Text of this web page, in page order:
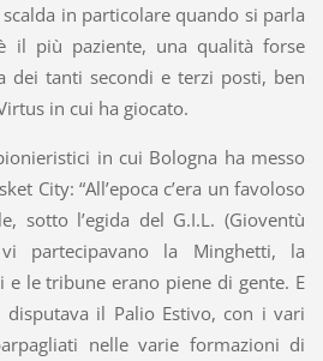
in particolare quando si parla
il più paziente, una qualità forse
dei tanti secondi e terzi posti, ben
in cui ha giocato.
in cui Bologna ha messo
City: “All’epoca c’era un favoloso
sotto l’egida del G.I.L. (Gioventù
partecipavano la Minghetti, la
e le tribune erano piene di gente. E
il Palio Estivo, con i vari
nelle varie formazioni di